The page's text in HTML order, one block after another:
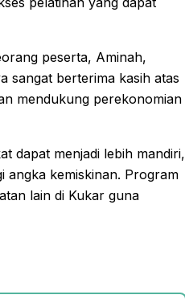
peserta, Aminah,
sangat berterima kasih atas
mendukung perekonomian
dapat menjadi lebih mandiri,
angka kemiskinan. Program
lain di Kukar guna